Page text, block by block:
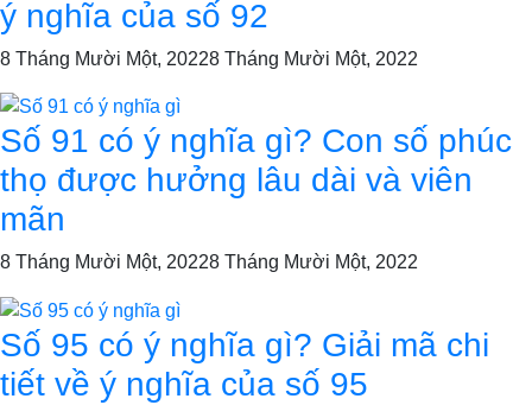
ý nghĩa của số 92
8 Tháng Mười Một, 20228 Tháng Mười Một, 2022
Số 91 có ý nghĩa gì? Con số phúc
thọ được hưởng lâu dài và viên
mãn
8 Tháng Mười Một, 20228 Tháng Mười Một, 2022
Số 95 có ý nghĩa gì? Giải mã chi
tiết về ý nghĩa của số 95